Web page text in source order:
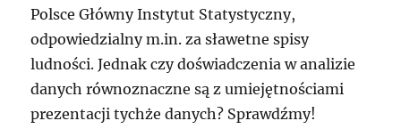
Polsce Główny Instytut Statystyczny,
odpowiedzialny m.in. za sławetne spisy
ludności. Jednak czy doświadczenia w analizie
danych równoznaczne są z umiejętnościami
prezentacji tychże danych? Sprawdźmy!